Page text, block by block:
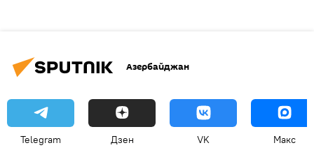
Азербайджан
Telegram Дзен VK Макс